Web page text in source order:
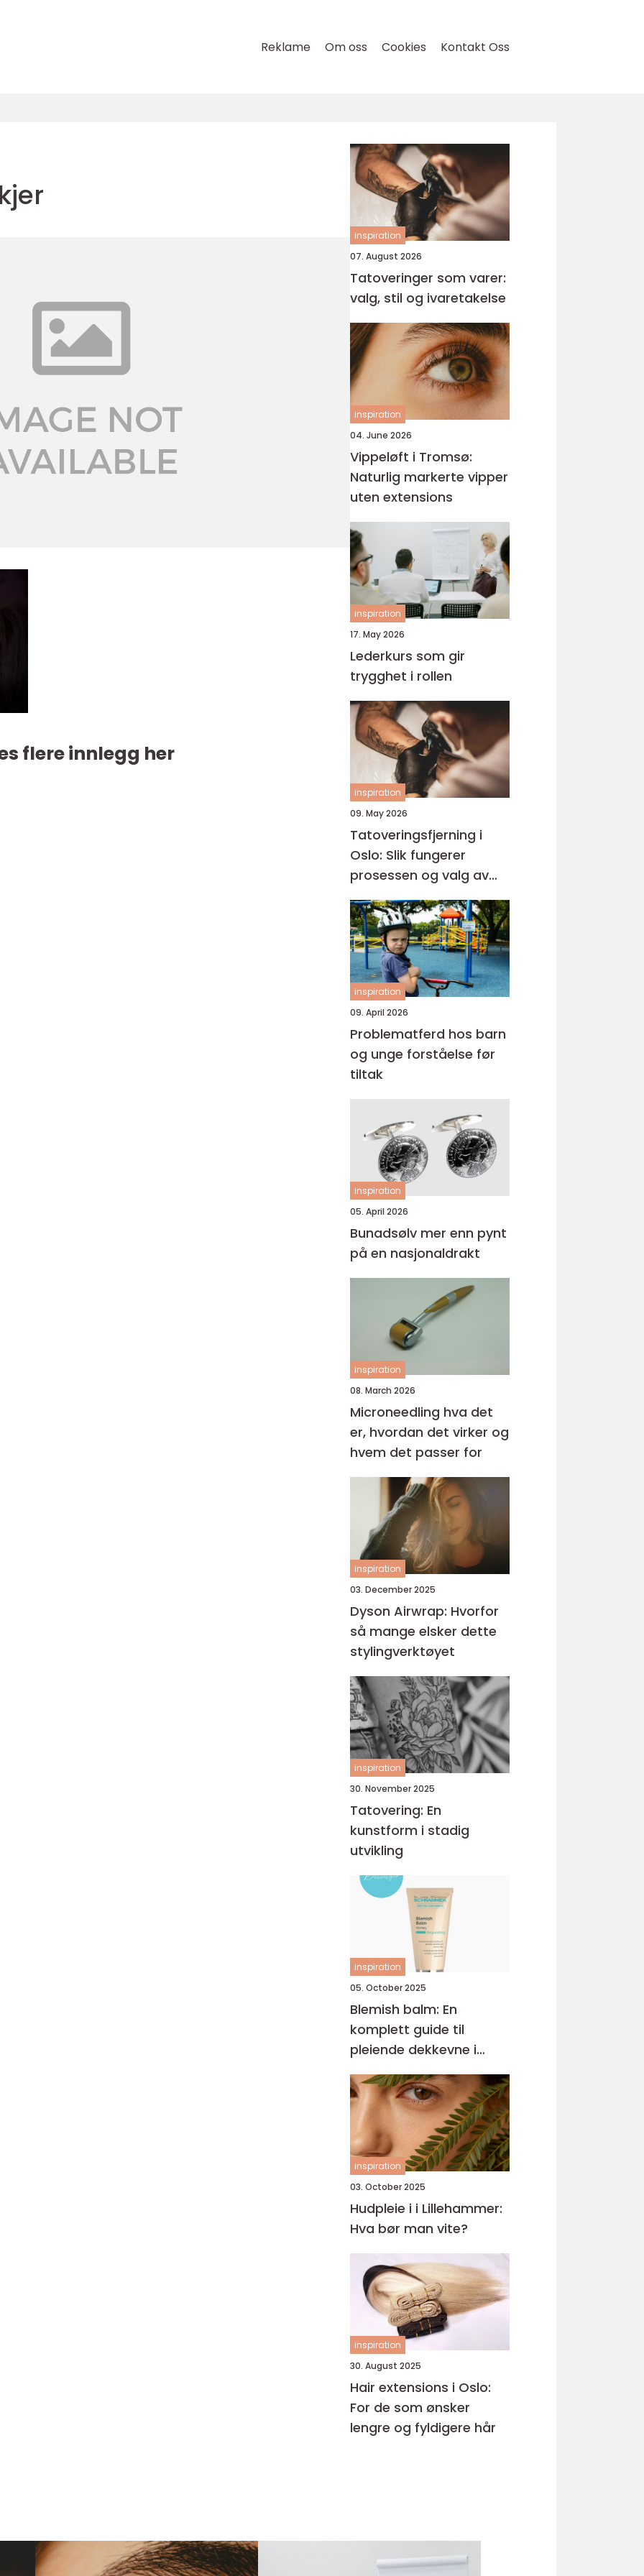
Reklame Om oss Cookies Kontakt Oss
flere innlegg her
inspiration
07. August 2026
Tatoveringer som varer:
valg, stil og ivaretakelse
inspiration
04. June 2026
Vippeløft i Tromsø:
Naturlig markerte vipper
uten extensions
inspiration
17. May 2026
Lederkurs som gir
trygghet i rollen
inspiration
09. May 2026
Tatoveringsfjerning i
Oslo: Slik fungerer
prosessen og valg av
riktig klinikk
inspiration
09. April 2026
Problematferd hos barn
og unge forståelse før
tiltak
inspiration
05. April 2026
Bunadsølv mer enn pynt
på en nasjonaldrakt
inspiration
08. March 2026
Microneedling hva det
er, hvordan det virker og
hvem det passer for
inspiration
03. December 2025
Dyson Airwrap: Hvorfor
så mange elsker dette
stylingverktøyet
inspiration
30. November 2025
Tatovering: En
kunstform i stadig
utvikling
inspiration
05. October 2025
Blemish balm: En
komplett guide til
pleiende dekkevne i
hverdagen
inspiration
03. October 2025
Hudpleie i i Lillehammer:
Hva bør man vite?
inspiration
30. August 2025
Hair extensions i Oslo:
For de som ønsker
lengre og fyldigere hår